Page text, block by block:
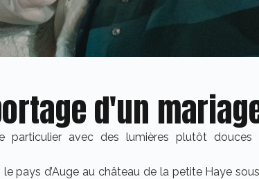
d'un
particulier avec des lumières plutôt
pays d’Auge au château de la petite Haye